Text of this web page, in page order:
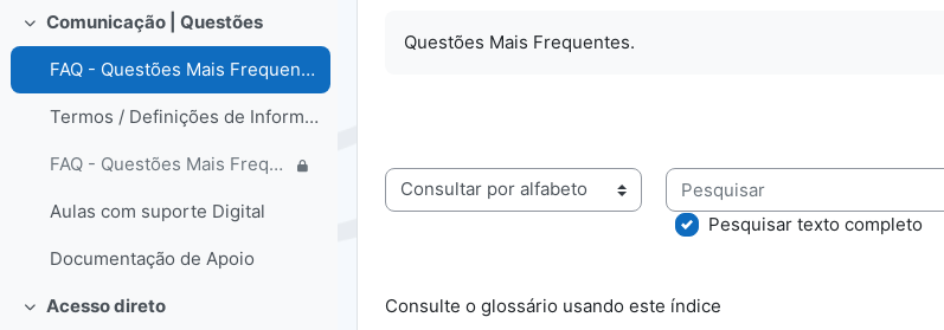
Contrair
Comunicação | Questões
FAQ - Questões Mais Frequentes
Termos / Definições de Informática
FAQ - Questões Mais Frequentes | Colaborador
Aulas com suporte Digital
Documentação de Apoio
Contrair
Acesso direto
Questões Mais Frequentes.
Consulte o glossário usando este índice
Pesquisar
Pesquisar texto completo
Consulte o glossário usando este índice